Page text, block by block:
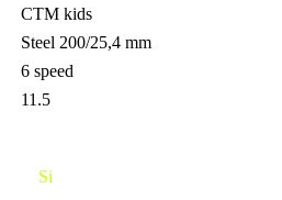
CTM kids
Steel 200/25,4 mm
6 speed
11.5
Si